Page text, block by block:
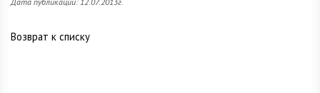
Возврат к списку